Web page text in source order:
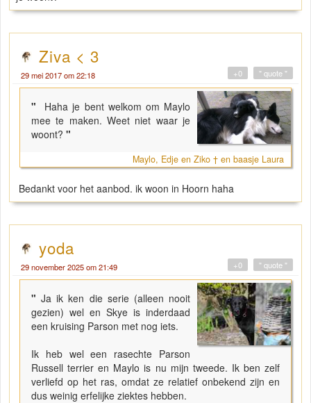
Ziva < 3
29 mei 2017 om 22:18 " quote "
+0
"
Haha je bent welkom om Maylo
mee te maken. Weet niet waar je
woont? "
Maylo, Edje en Ziko † en baasje Laura
Bedankt voor het aanbod. ik woon in Hoorn haha
yoda
29 november 2025 om 21:49 " quote "
+0
"Ja ik ken die serie (alleen nooit
gezien) wel en Skye is inderdaad
een kruising Parson met nog iets.
Ik heb wel een rasechte Parson
Russell terrier en Maylo is nu mijn tweede. Ik ben zelf
verliefd op het ras, omdat ze relatief onbekend zijn en
dus weinig erfelijke ziektes hebben.